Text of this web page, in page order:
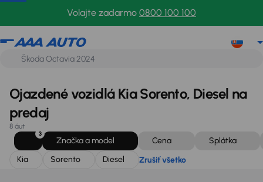
Volajte zadarmo 0800 100 100
Kia
Ojazdené vozidlá Kia Sorento, Diesel na
predaj
8 áut
3
Značka a model Cena
Splátka
Kia
Sorento Diesel Zrušiť všetko